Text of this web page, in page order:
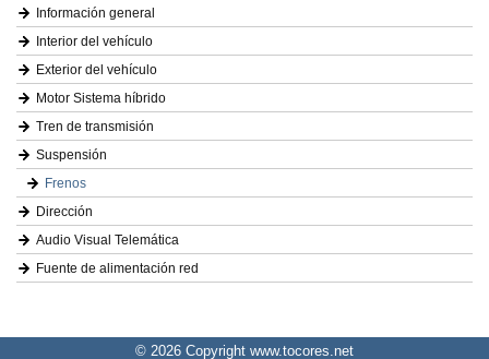
Información general
Interior del vehículo
Exterior del vehículo
Motor Sistema híbrido
Tren de transmisión
Suspensión
Frenos
Dirección
Audio Visual Telemática
Fuente de alimentación red
© 2026 Copyright www.tocores.net